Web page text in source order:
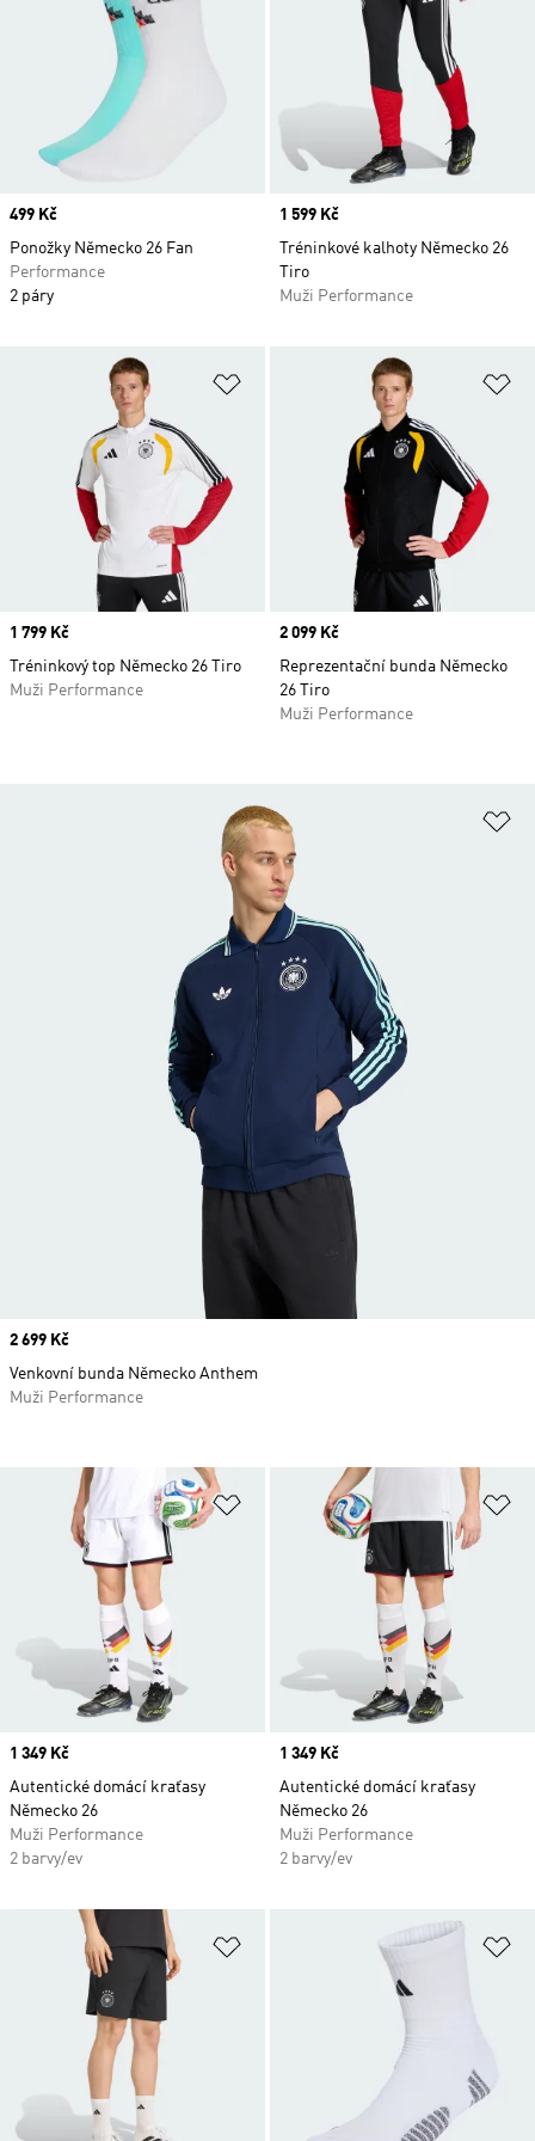
Price
499 Kč
Ponožky Německo 26 Fan
Performance
2 páry
Price
1 599 Kč
Tréninkové kalhoty Německo 26
Tiro
Muži Performance
Přidat do seznamu přání
Price
1 799 Kč
Tréninkový top Německo 26 Tiro
Muži Performance
Price
2 099 Kč
Reprezentační bunda Německo
26 Tiro
Muži Performance
Přidat do seznamu přání
Price
1 349 Kč
Autentické domácí kraťasy
Německo 26
Muži Performance
2 barvy/ev
Price
1 349 Kč
Autentické domácí kraťasy
Německo 26
Muži Performance
2 barvy/ev
Přidat do seznamu přání
Price
2 699 Kč
Venkovní bunda Německo Anthem
Muži Performance